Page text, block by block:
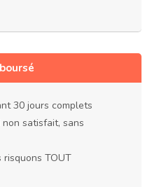
30 jours complets
satisfait, sans
risquons TOUT